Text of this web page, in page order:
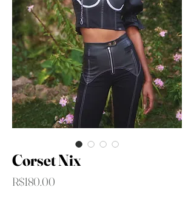
Corset Nix
R$180.00